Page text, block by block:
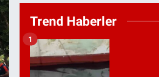
Trend Haberler
1